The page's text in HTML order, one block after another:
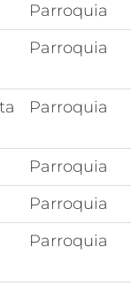
Parroquia
Parroquia
Parroquia
Parroquia
Parroquia
Parroquia